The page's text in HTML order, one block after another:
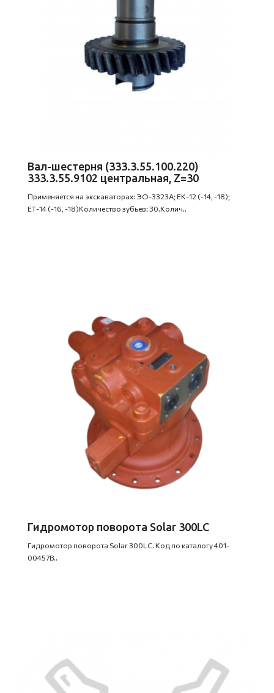
Вал-шестерня (333.3.55.100.220)
333.3.55.9102 центральная, Z=30
Применяется на экскаваторах: ЭО-3323А; ЕК-12 (-14, -18);
ЕТ-14 (-16, -18)Количество зубьев: 30.Колич..
Гидромотор поворота Solar 300LC
Гидромотор поворота Solar 300LC. Код по каталогу 401-
00457B..